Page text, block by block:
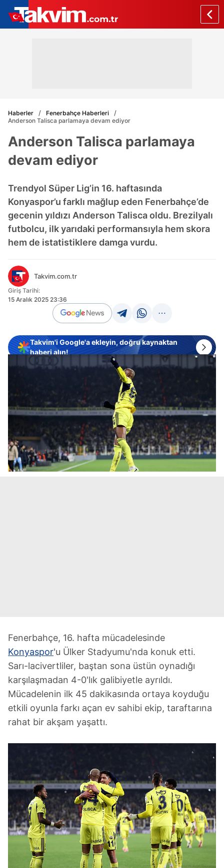
Haberler
Fenerbahçe Haberleri
Anderson Talisca parlamaya devam ediyor
Anderson Talisca parlamaya
devam ediyor
Trendyol Süper Lig’in 16. haftasında
Konyaspor’u farklı mağlup eden Fenerbahçe’de
gecenin yıldızı Anderson Talisca oldu. Brezilyalı
futbolcu, ilk yarıdaki performansıyla hem skora
hem de istatistiklere damga vurdu.
Takvim.com.tr
Giriş Tarihi:
15 Aralık 2025 23:36
Takvim'i Google'a ekleyin, doğru kaynaktan
haberi alın!
Fenerbahçe, 16. hafta mücadelesinde
Konyaspor'u Ülker Stadyumu'nda konuk etti.
Sarı-lacivertliler, baştan sona üstün oynadığı
karşılaşmadan 4-0'lık galibiyetle ayrıldı.
Mücadelenin ilk 45 dakikasında ortaya koyduğu
etkili oyunla farkı açan ev sahibi ekip, taraftarına
rahat bir akşam yaşattı.